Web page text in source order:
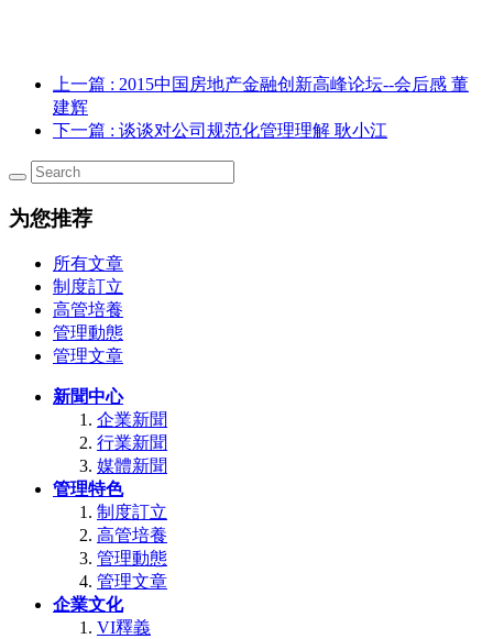
上一篇 : 2015中国房地产金融创新高峰论坛--会后感 董
建辉
下一篇 : 谈谈对公司规范化管理理解 耿小江
为您推荐
所有文章
制度訂立
高管培養
管理動態
管理文章
新聞中心
企業新聞
行業新聞
媒體新聞
管理特色
制度訂立
高管培養
管理動態
管理文章
企業文化
VI釋義